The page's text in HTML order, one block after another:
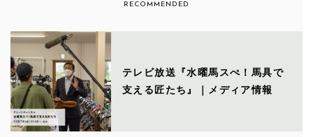
RECOMMENDED
テレビ放送『水曜馬スぺ！馬具で
支える匠たち』｜メディア情報